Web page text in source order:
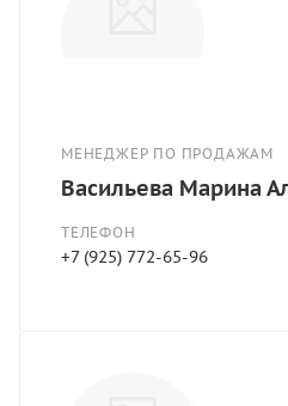
МЕНЕДЖЕР ПО ПРОДАЖАМ
Васильева Марина
ТЕЛЕФОН
+7 (925) 772-65-96